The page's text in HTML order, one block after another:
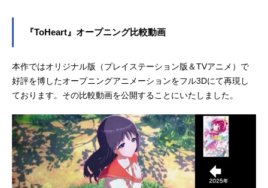
『ToHeart』オープニング比較動画
本作ではオリジナル版（プレイステーション版＆TVアニメ）で
好評を博したオープニングアニメーションをフル3Dにて再現し
ております。その比較動画を公開することにいたしました。